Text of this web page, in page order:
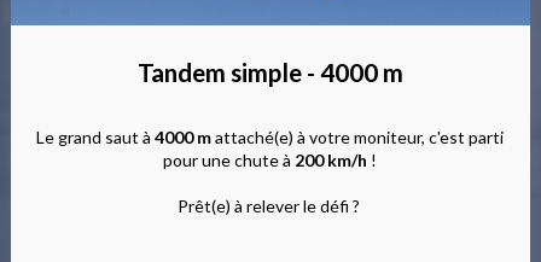
Tandem simple - 4000 m
Le grand saut à4000 mattaché(e) à votre moniteur, c'est parti
pour une chute à 200 km/h !
Prêt(e) à relever le défi ?